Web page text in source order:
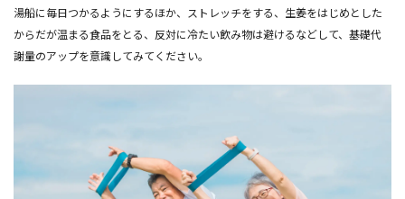
湯船に毎日つかるようにするほか、ストレッチをする、生姜をはじめとした
からだが温まる食品をとる、反対に冷たい飲み物は避けるなどして、基礎代
謝量のアップを意識してみてください。